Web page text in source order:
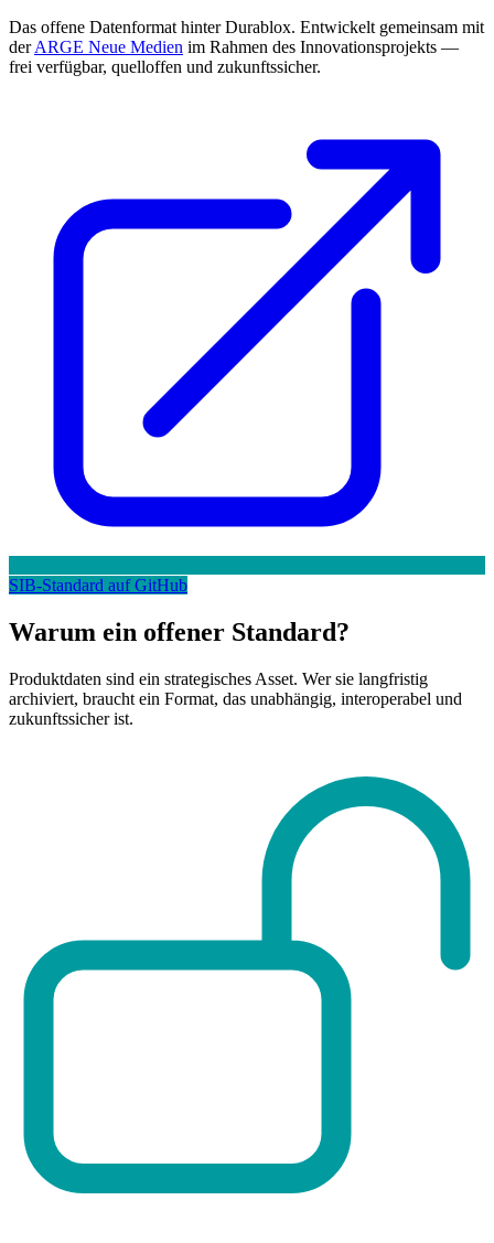
Das offene Datenformat hinter Durablox. Entwickelt gemeinsam mit
derARGE Neue Medien im Rahmen des Innovationsprojekts —
frei verfügbar, quelloffen und zukunftssicher.
SIB-Standard auf GitHub
Warum ein offener Standard?
Produktdaten sind ein strategisches Asset. Wer sie langfristig
archiviert, braucht ein Format, das unabhängig, interoperabel und
zukunftssicher ist.